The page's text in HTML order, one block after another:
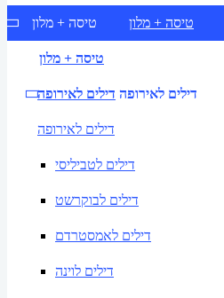
טיסה + מלון טיסה + מלון
טיסה + מלון
דילים לאירופה דילים לאירופה
דילים לאירופה
דילים לטביליסי
דילים לבוקרשט
דילים לאמסטרדם
דילים לוינה